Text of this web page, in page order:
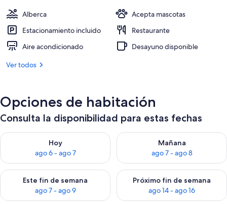
Vista desde la propiedad
Alberca
Acepta mascotas
Estacionamiento incluido
Restaurante
Aire acondicionado
Desayuno disponible
Ver todos
Opciones de habitación
Consulta la disponibilidad para estas fechas
Hoy
ago 6 - ago 7
Consulta la disponibilidad para hoy ago 6 - ago 7
Mañana
ago 7 - ago 8
Consulta la disponibilidad
Este fin de semana
ago 7 - ago 9
Consulta la disponibilidad para este fin de semana ago 7 -
Próximo fin de semana
ago 14 - ago 16
Consulta la disponibilidad